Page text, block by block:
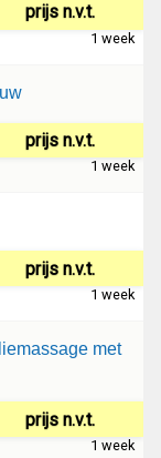
prijs n.v.t.
1 week
prijs n.v.t.
1 week
prijs n.v.t.
1 week
met
prijs n.v.t.
1 week